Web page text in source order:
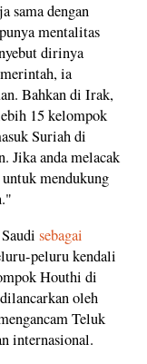
sama dengan
mentalitas
dirinya
ia
Bahkan di Irak,
15 kelompok
Suriah di
Jika anda melacak
mendukung
sebagai
peluru kendali
Houthi di
oleh
Teluk
internasional.